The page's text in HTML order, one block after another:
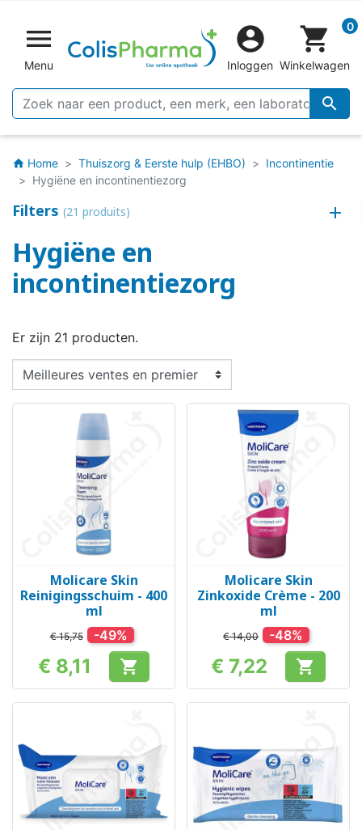

Menu


Inloggen
shopping_cart 0
Winkelwagen
home Home Thuiszorg & Eerste hulp (EHBO)
Incontinentie
Hygiëne en incontinentiezorg
Filters (21 produits)
Hygiëne en
incontinentiezorg
Er zijn 21 producten.
Molicare Skin
Reinigingsschuim - 400
ml
€ 15,75 -49%
Prijs
€ 8,11 
Molicare Skin
Zinkoxide Crème - 200
ml
€ 14,00 -48%
Prijs
€ 7,22 